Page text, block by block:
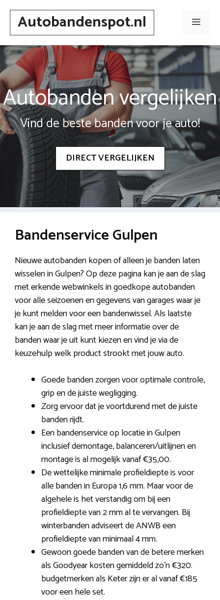
Spring
inhoudAutobandenspot.nl Menu
Autobanden vergelijken
Vind de beste banden voor je auto!
DIRECT VERGELIJKEN
Bandenservice Gulpen
Nieuwe autobanden kopen of alleen je banden laten
wisselen in Gulpen? Op deze pagina kan je aan de slag
met erkende webwinkels in goedkope autobanden
voor alle seizoenen en gegevens van garages waar je
je kunt melden voor een bandenwissel. Als laatste
kan je aan de slag met meer informatie over de
banden waar je uit kunt kiezen en vind je via de
keuzehulp welk product strookt met jouw auto.
Goede banden zorgen voor optimale controle,
grip en de juiste wegligging.
Zorg ervoor dat je voortdurend met de juiste
banden rijdt.
Een bandenservice op locatie in Gulpen
inclusief demontage, balanceren/uitlijnen en
montage is al mogelijk vanaf €35,00.
De wettelijke minimale profieldiepte is voor
alle banden in Europa 1,6 mm. Maar voor de
algehele is het verstandig om bij een
profieldiepte van 2 mm al te vervangen. Bij
winterbanden adviseert de ANWB een
profieldiepte van minimaal 4 mm.
Gewoon goede banden van de betere merken
als Goodyear kosten gemiddeld zo’n €320.
budgetmerken als Keter zijn er al vanaf €185
voor een hele set.